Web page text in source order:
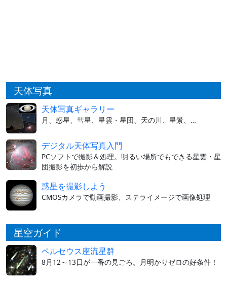
天体写真
天体写真ギャラリー
月、惑星、彗星、星雲・星団、天の川、星景、…
デジタル天体写真入門
PCソフトで撮影＆処理。明るい場所でもできる星雲・星
団撮影を初歩から解説
惑星を撮影しよう
CMOSカメラで動画撮影、ステライメージで画像処理
星空ガイド
ペルセウス座流星群
8月12～13日が一番の見ごろ。月明かりゼロの好条件！